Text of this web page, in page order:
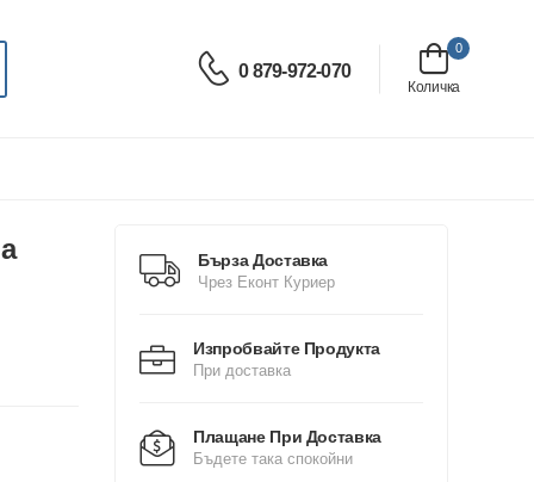
0 879-972-070
0
Количка
Бърза Доставка
Чрез Еконт Куриер
Изпробвайте Продукта
При доставка
Плащане При Доставка
Бъдете така спокойни